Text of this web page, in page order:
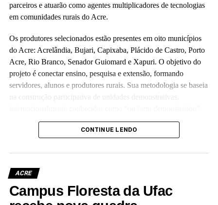
parceiros e atuarão como agentes multiplicadores de tecnologias
em comunidades rurais do Acre.
Os produtores selecionados estão presentes em oito municípios
do Acre: Acrelândia, Bujari, Capixaba, Plácido de Castro, Porto
Acre, Rio Branco, Senador Guiomard e Xapuri. O objetivo do
projeto é conectar ensino, pesquisa e extensão, formando
servidores, alunos e produtores rurais. Sua metodologia se baseia
na construção participativa de unidades demonstrativas,
Orçado em R$ 5,7 milhões e executado em parceria com a
Extensão Universitária no Acre, o projeto investirá parte do
universidade, como o Ufac Leite e o Horto das Plantas
Alimentícias Não Convencionais, os quais atendem as
comunidades interna e externa.
CONTINUE LENDO
ACRE
Campus Floresta da Ufac